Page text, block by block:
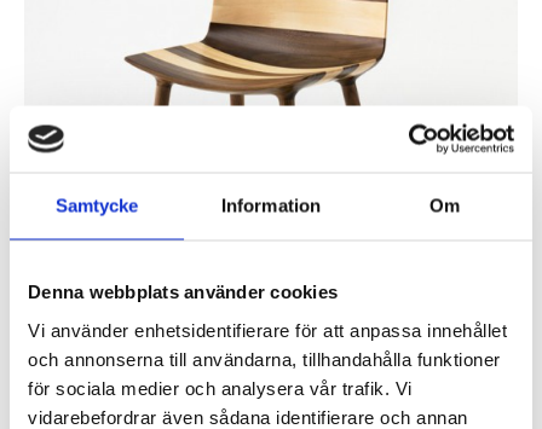
Samtycke Information Om
Denna webbplats använder cookies
Vi använder enhetsidentifierare för att anpassa innehållet
och annonserna till användarna, tillhandahålla funktioner
för sociala medier och analysera vår trafik. Vi
vidarebefordrar även sådana identifierare och annan
Claesson Koivisto Rune har skapat en unik möbelkollektion för den
under imm cologne 2015, kombinerar mörka och ljusa...
Läs mer »
Aula Medica vinnare av årets stadsmiljöpris, ritad av
Wingårdh Arkitektkontor